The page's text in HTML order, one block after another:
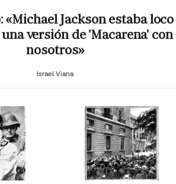
«Michael Jackson estaba loco
versión de 'Macarena' con
nosotros»
Israel Viana